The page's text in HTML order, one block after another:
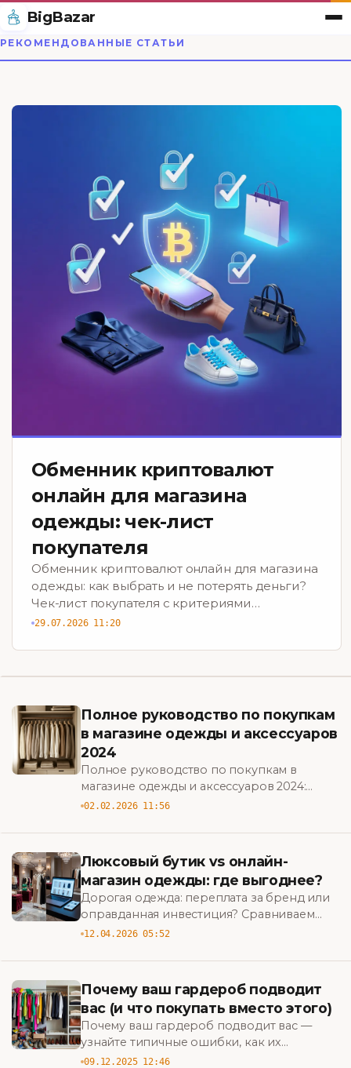
BigBazar
BigBazar — магазин
РЕКОМЕНДОВАННЫЕ СТАТЬИ
Обменник криптовалют
онлайн для магазина
одежды: чек-лист
покупателя
Обменник криптовалют онлайн для магазина
одежды: как выбрать и не потерять деньги?
Чек-лист покупателя с критериями
безопасности и выгоды. Скачайте сейчас!
29.07.2026 11:20
Полное руководство по покупкам
в магазине одежды и аксессуаров
2024
Полное руководство по покупкам в
магазине одежды и аксессуаров 2024:
советы по выбору, экономии, уходу и
лишних трат.
02.02.2026 11:56
Люксовый бутик vs онлайн-
магазин одежды: где выгоднее?
Дорогая одежда: переплата за бренд или
оправданная инвестиция? Сравниваем
цены, сервис и ассортимент люксовых
где выгоднее совершать покупки.
12.04.2026 05:52
Почему ваш гардероб подводит
вас (и что покупать вместо этого)
Почему ваш гардероб подводит вас —
узнайте типичные ошибки, как их
исправить и что покупать вместо этого,
09.12.2025 12:46